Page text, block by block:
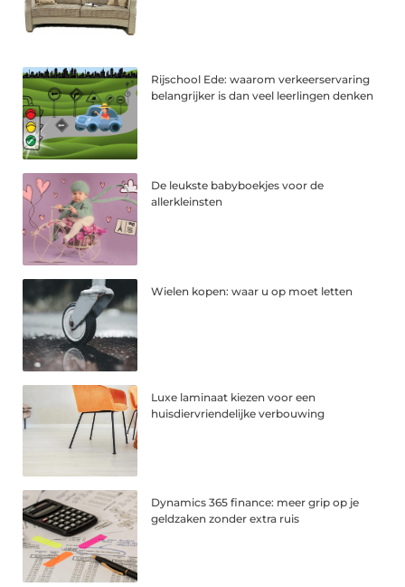
Rijschool Ede: waarom verkeerservaring
belangrijker is dan veel leerlingen denken
De leukste babyboekjes voor de
allerkleinsten
Wielen kopen: waar u op moet letten
Luxe laminaat kiezen voor een
huisdiervriendelijke verbouwing
Dynamics 365 finance: meer grip op je
geldzaken zonder extra ruis